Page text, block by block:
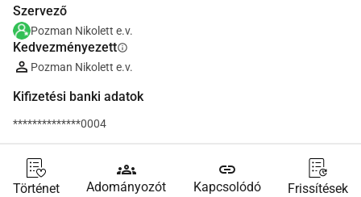
Szervező
Pozman Nikolett e.v.
Kedvezményezettinfo
Pozman Nikolett e.v.
Kifizetési banki adatok
**************0004
Történet
groups
Adományozót
link
Kapcsolódó Frissítések